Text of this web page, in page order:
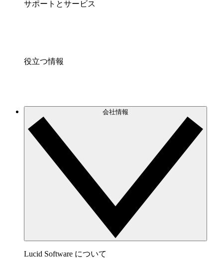
サポートとサービス
役立つ情報
会社情報
Lucid Software について